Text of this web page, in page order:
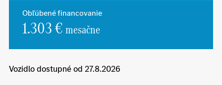
Obľúbené financovanie
1.303 €mesačne
Vozidlo dostupné od 27.8.2026